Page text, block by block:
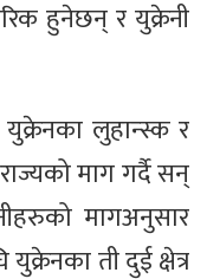
हुनेछन् र युक्रेनी
लुहान्स्क र
माग गर्दै सन्
मागअनुसार
ती दुई क्षेत्र